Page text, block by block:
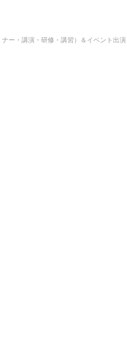
ナー・講演・研修・講習）＆イベント出演